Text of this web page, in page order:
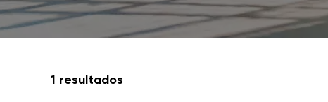
1 resultados